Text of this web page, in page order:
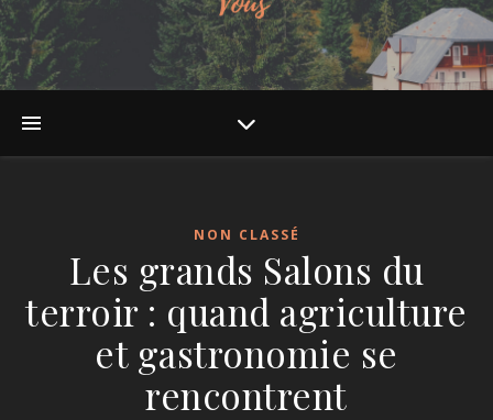
NON CLASSÉ
Les grands Salons du
terroir : quand agriculture
et gastronomie se
rencontrent